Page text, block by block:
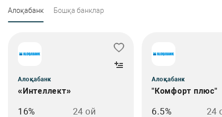
Алоқабанк Бошқа банклар
Алоқабанк
«Интеллект»
16% 24 ой
Алоқабанк
"Комфорт плюс"
6.5% 24